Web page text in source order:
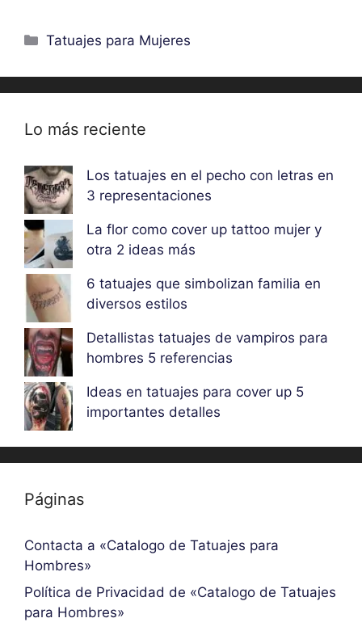
Categorías
Tatuajes para Mujeres
Lo más reciente
Los tatuajes en el pecho con letras en
3 representaciones
La flor como cover up tattoo mujer y
otra 2 ideas más
6 tatuajes que simbolizan familia en
diversos estilos
Detallistas tatuajes de vampiros para
hombres 5 referencias
Ideas en tatuajes para cover up 5
importantes detalles
Páginas
Contacta a «Catalogo de Tatuajes para
Hombres»
Política de Privacidad de «Catalogo de Tatuajes
para Hombres»